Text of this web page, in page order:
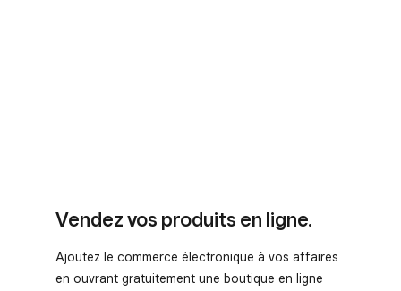
Vendez vos produits en ligne.
Ajoutez le commerce électronique à vos affaires
en ouvrant gratuitement une boutique en ligne